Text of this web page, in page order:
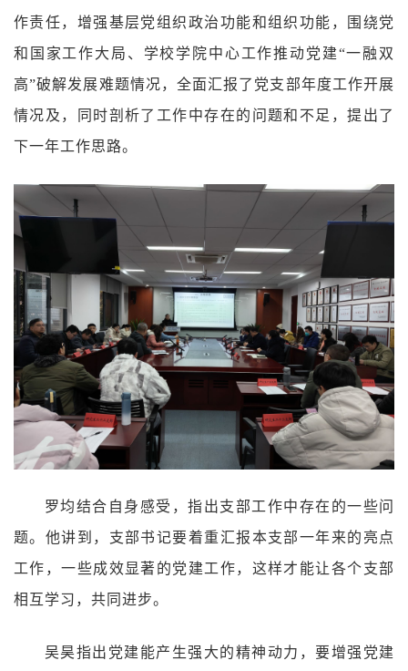
作责任，增强基层党组织政治功能和组织功能，围绕党
和国家工作大局、学校学院中心工作推动党建“一融双
高”破解发展难题情况，全面汇报了党支部年度工作开展
情况及，同时剖析了工作中存在的问题和不足，提出了
下一年工作思路。
罗均结合自身感受，指出支部工作中存在的一些问
题。他讲到，支部书记要着重汇报本支部一年来的亮点
工作，一些成效显著的党建工作，这样才能让各个支部
相互学习，共同进步。
吴昊指出党建能产生强大的精神动力，要增强党建